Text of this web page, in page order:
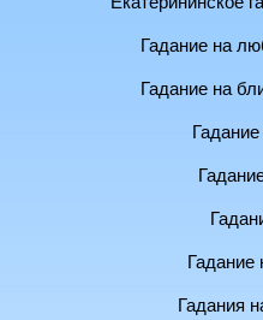
Гадание на
Гадание на
Гадание
Гадания